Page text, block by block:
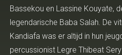
Bassekou en Lassine Kouyate,
legendarische Baba Salah. De
Kandiafa was er altijd in hun
percussionist Legre Thibeat